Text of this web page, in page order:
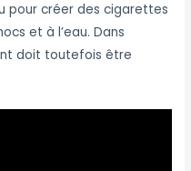
pour créer des cigarettes
et à l’eau. Dans
doit toutefois être